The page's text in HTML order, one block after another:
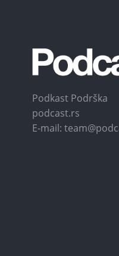
Podkast Podrška
podcast.rs
E-mail: